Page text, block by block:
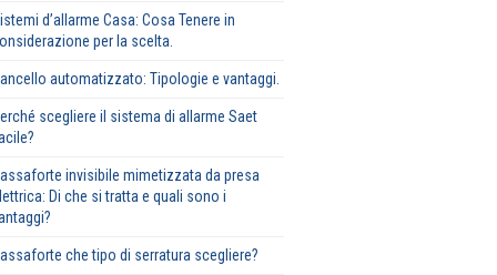
d’allarme Casa: Cosa Tenere in
per la scelta.
automatizzato: Tipologie e vantaggi.
scegliere il sistema di allarme Saet
invisibile mimetizzata da presa
Di che si tratta e quali sono i
che tipo di serratura scegliere?